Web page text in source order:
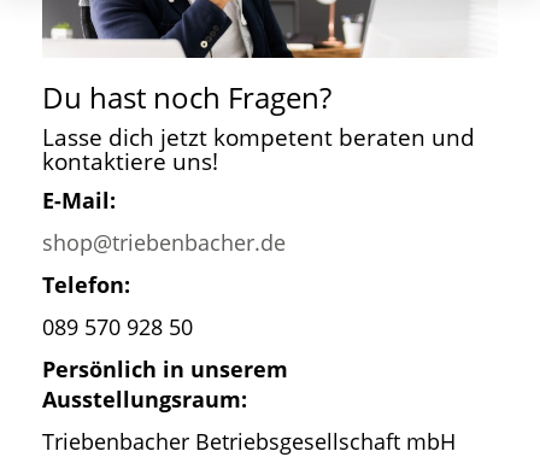
Du hast noch Fragen?
Lasse dich jetzt kompetent beraten und
kontaktiere uns!
E-Mail:
shop@triebenbacher.de
Telefon:
089 570 928 50
Persönlich in unserem
Ausstellungsraum:
Triebenbacher Betriebsgesellschaft mbH